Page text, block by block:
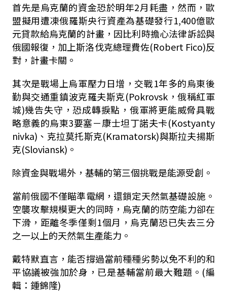
首先是烏克蘭的資金恐於明年2月耗盡，然而，歐
盟擬用遭凍俄羅斯央行資產為基礎發行1,400億歐
元貸款給烏克蘭的計畫，因比利時擔心法律訴訟與
俄國報復，加上斯洛伐克總理費佐(Robert Fico)反
對，計畫卡關。
其次是戰場上烏軍壓力日增，交戰1年多的烏東後
勤與交通重鎮波克羅夫斯克(Pokrovsk，俄稱紅軍
城)幾告失守，恐成轉捩點，俄軍將更能威脅具戰
略意義的烏東3要塞－康士坦丁諾夫卡(Kostyanty
nivka)、克拉莫托斯克(Kramatorsk)與斯拉夫揚斯
克(Sloviansk)。
除資金與戰場外，基輔的第三個挑戰是能源受創。
當前俄國不僅瞄準電網，還鎖定天然氣基礎設施。
空襲攻擊規模更大的同時，烏克蘭的防空能力卻在
下滑，距離冬季僅剩1個月，烏克蘭恐已失去三分
之一以上的天然氣生產能力。
戴特默直言，能否撐過當前種種劣勢以免不利的和
平協議被強加於身，已是基輔當前最大難題。(編
輯：鍾錦隆)